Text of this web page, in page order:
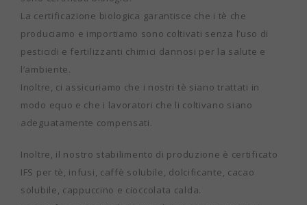
La certificazione biologica garantisce che i tè che
produciamo e importiamo sono coltivati ​​senza l’uso di
pesticidi e fertilizzanti chimici dannosi per la salute e
l’ambiente.
Inoltre, ci assicuriamo che i nostri tè siano trattati in
modo equo e che i lavoratori che li coltivano siano
adeguatamente compensati.
Inoltre, il nostro stabilimento di produzione è certificato
IFS per tè, infusi, caffè solubile, dolcificante, cacao
solubile, cappuccino e cioccolata calda.